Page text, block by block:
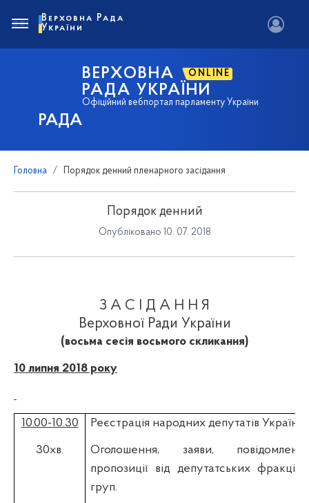
РАДА
ВЕРХОВНА ONLINE
РАДА УКРАЇНИ
Офіційний вебпортал парламенту України
Верховна Рада
України
Головна Порядок денний пленарного засідання
Порядок денний
Опубліковано 10. 07. 2018
З А С І Д А Н Н Я
Верховної Ради України
(восьма сесія восьмого скликання)
10 липня 2018 року
10.00-10.30
30хв.
Реєстрація народних депутатів України.
Оголошення, заяви,
пропозиції від депутатських фракцій
груп.